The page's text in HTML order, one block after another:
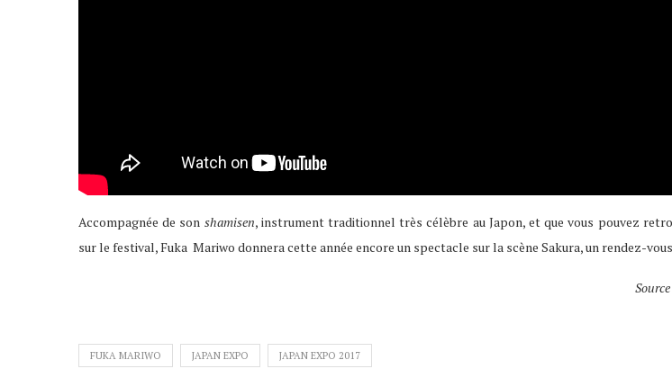
Accompagnée de son shamisen, instrument traditionnel très célèbre au Japon, et que vous pouvez
sur le festival, Fuka Mariwo donnera cette année encore un spectacle sur la scène Sakura, un rendez-
FUKA MARIWO JAPAN EXPO JAPAN EXPO 2017